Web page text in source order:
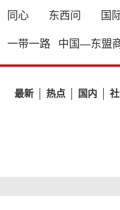
同心 东西问 国
一带一路 中国—东盟
最新 热点 国内